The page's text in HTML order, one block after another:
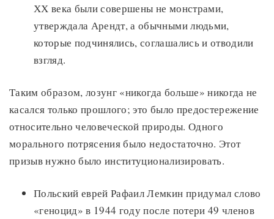
ХХ века были совершены не монстрами,
утверждала Арендт, а обычными людьми,
которые подчинялись, соглашались и отводили
взгляд.
Таким образом, лозунг «никогда больше» никогда не
касался только прошлого; это было предостережение
относительно человеческой природы. Одного
морального потрясения было недостаточно. Этот
призыв нужно было институционализировать.
Польский еврей Рафаил Лемкин придумал слово
«геноцид» в 1944 году после потери 49 членов